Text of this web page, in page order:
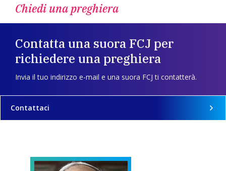
Chiedi una preghiera
Contatta una suora FCJ per
richiedere una preghiera
Invia il tuo indirizzo e-mail e una suora FCJ ti contatterà.
Contattaci